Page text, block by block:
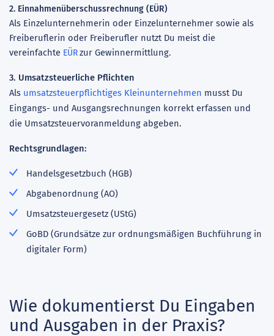
2. Einnahmenüberschussrechnung (EÜR)
Als Einzelunternehmerin oder Einzelunternehmer sowie als
Freiberuflerin oder Freiberufler nutzt Du meist die
vereinfachte EÜRzur Gewinnermittlung.
3. Umsatzsteuerliche Pflichten
Als umsatzsteuerpflichtiges Kleinunternehmen musst Du
Eingangs- und Ausgangsrechnungen korrekt erfassen und
die Umsatzsteuervoranmeldung abgeben.
Rechtsgrundlagen:
Handelsgesetzbuch (HGB)
Abgabenordnung (AO)
Umsatzsteuergesetz (UStG)
GoBD (Grundsätze zur ordnungsmäßigen Buchführung in
digitaler Form)
Wie dokumentierst Du Eingaben
und Ausgaben in der Praxis?